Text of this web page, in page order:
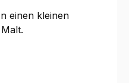
einen kleinen